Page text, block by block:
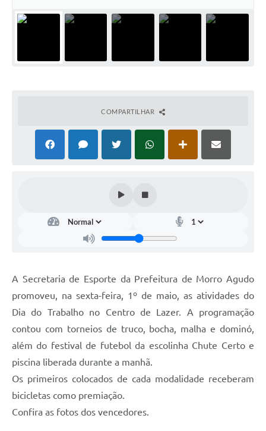
COMPARTILHAR
A Secretaria de Esporte da Prefeitura de Morro Agudo
promoveu, na sexta-feira, 1º de maio, as atividades do
Dia do Trabalho no Centro de Lazer. A programação
contou com torneios de truco, bocha, malha e dominó,
além do festival de futebol da escolinha Chute Certo e
piscina liberada durante a manhã.
Os primeiros colocados de cada modalidade receberam
bicicletas como premiação.
Confira as fotos dos vencedores.